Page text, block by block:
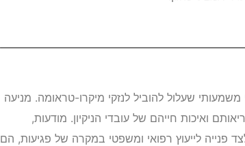
שעלול להוביל לנזקי מיקרו-טראומה. מניעה
ואיכות חייהם של עובדי הניקיון. מודעות,
פנייה לייעוץ רפואי ומשפטי במקרה של פגיעות, הם